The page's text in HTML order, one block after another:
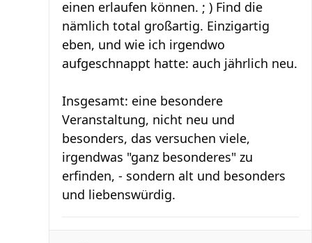
einen erlaufen können. ; ) Find die
nämlich total großartig. Einzigartig
eben, und wie ich irgendwo
aufgeschnappt hatte: auch jährlich neu.
Insgesamt: eine besondere
Veranstaltung, nicht neu und
besonders, das versuchen viele,
irgendwas "ganz besonderes" zu
erfinden, - sondern alt und besonders
und liebenswürdig.